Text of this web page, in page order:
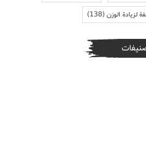
لزيادة الوزن(138)